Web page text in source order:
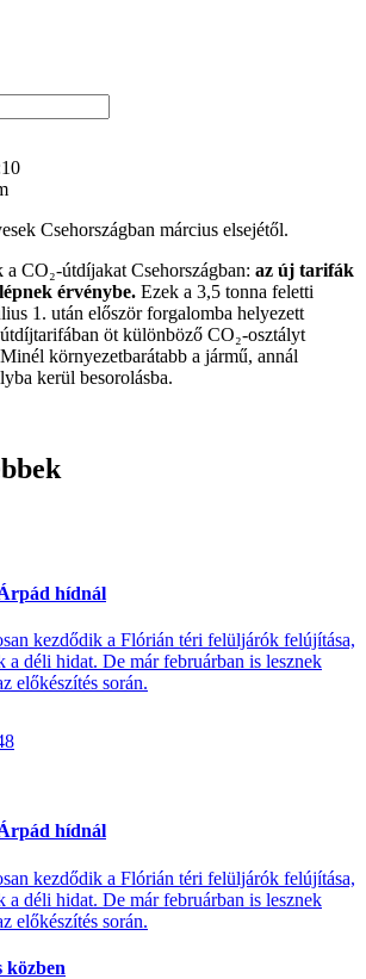
Csehországban március elsejétől.
a CO₂-útdíjakat Csehországban: az új tarifák
érvénybe. Ezek a 3,5 tonna feletti
1. után először forgalomba helyezett
öt különböző CO₂-osztályt
környezetbarátabb a jármű, annál
kerül besorolásba.
hídnál
kezdődik a Flórián téri felüljárók felújítása,
a déli hidat. De már februárban is lesznek
előkészítés során.
hídnál
kezdődik a Flórián téri felüljárók felújítása,
a déli hidat. De már februárban is lesznek
előkészítés során.
közben